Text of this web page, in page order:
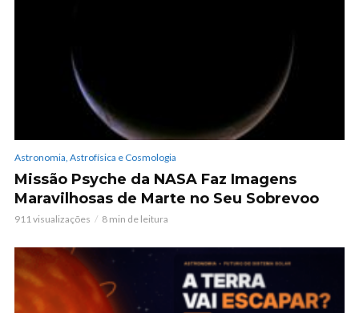
Astronomia, Astrofísica e Cosmologia
Missão Psyche da NASA Faz Imagens
Maravilhosas de Marte no Seu Sobrevoo
911 visualizações 8 min de leitura